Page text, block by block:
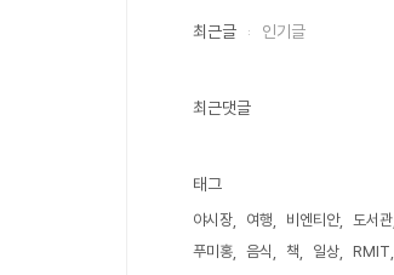
최근글 인기글
최근댓글
태그
야시장 여행 비엔티안 도서관
푸미홍
음식 책 일상 RMIT